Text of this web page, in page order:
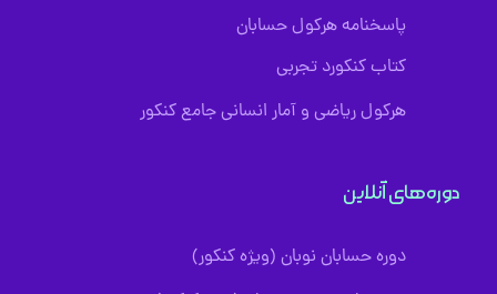
دوره‌های آنلاین
دوره حسابان نوبان (ویژه کنکور)
پاسخنامه هرکول حسابان
کتاب‌ کنکورد تجربی
هرکول ریاضی و آمار انسانی جامع کنکور